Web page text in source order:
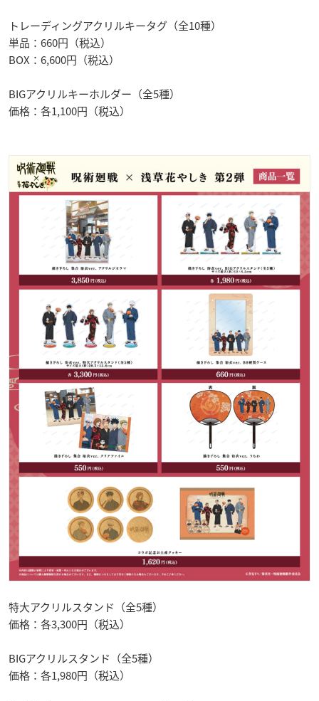
トレーディングアクリルキータグ（全10種）
単品：660円（税込）
BOX：6,600円（税込）
BIGアクリルキーホルダー（全5種）
価格：各1,100円（税込）
特大アクリルスタンド（全5種）
価格：各3,300円（税込）
BIGアクリルスタンド（全5種）
価格：各1,980円（税込）